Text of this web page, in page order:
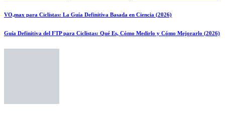
VO₂max para Ciclistas: La Guía Definitiva Basada en Ciencia (2026)
Guía Definitiva del FTP para Ciclistas: Qué Es, Cómo Medirlo y Cómo Mejorarlo (2026)